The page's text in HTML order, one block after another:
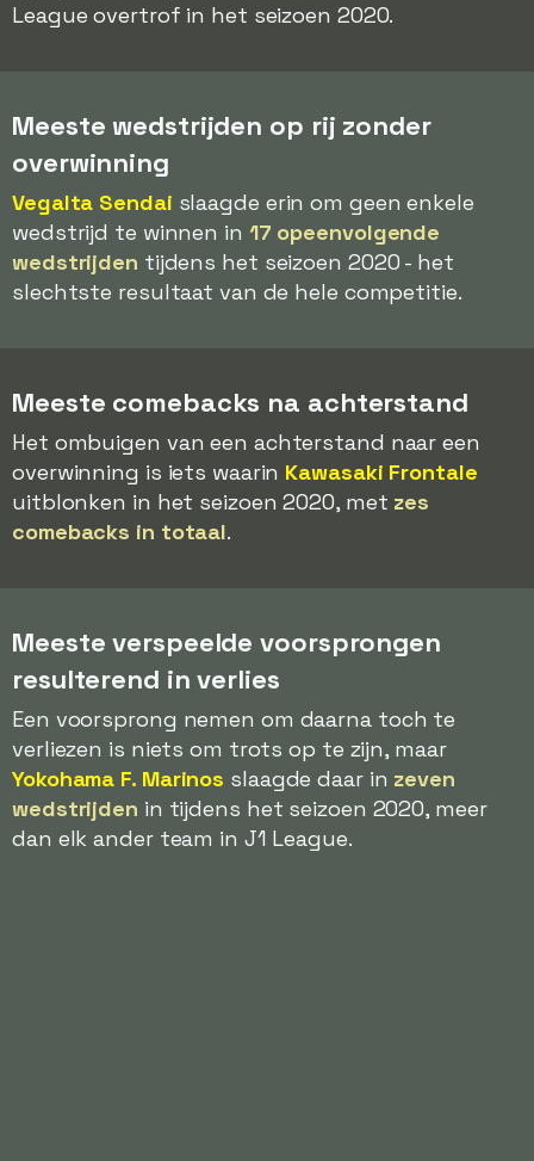
League overtrof in het seizoen 2020.
Meeste wedstrijden op rij zonder
overwinning
Vegalta Sendai slaagde erin om geen enkele
wedstrijd te winnen in 17 opeenvolgende
wedstrijden tijdens het seizoen 2020 - het
slechtste resultaat van de hele competitie.
Meeste comebacks na achterstand
Het ombuigen van een achterstand naar een
overwinning is iets waarin Kawasaki Frontale
uitblonken in het seizoen 2020, met zes
comebacks in totaal.
Meeste verspeelde voorsprongen
resulterend in verlies
Een voorsprong nemen om daarna toch te
verliezen is niets om trots op te zijn, maar
Yokohama F. Marinos slaagde daar in zeven
wedstrijden in tijdens het seizoen 2020, meer
dan elk ander team in J1 League.